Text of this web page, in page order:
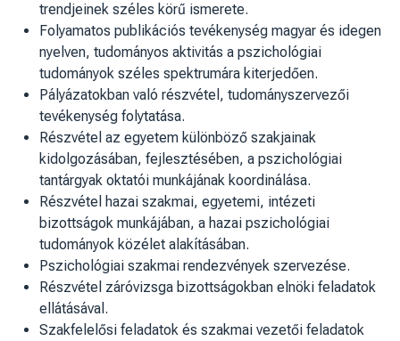
trendjeinek széles körű ismerete.
Folyamatos publikációs tevékenység magyar és idegen
nyelven, tudományos aktivitás a pszichológiai
tudományok széles spektrumára kiterjedően.
Pályázatokban való részvétel, tudományszervezői
tevékenység folytatása.
Részvétel az egyetem különböző szakjainak
kidolgozásában, fejlesztésében, a pszichológiai
tantárgyak oktatói munkájának koordinálása.
Részvétel hazai szakmai, egyetemi, intézeti
bizottságok munkájában, a hazai pszichológiai
tudományok közélet alakításában.
Pszichológiai szakmai rendezvények szervezése.
Részvétel záróvizsga bizottságokban elnöki feladatok
ellátásával.
Szakfelelősi feladatok és szakmai vezetői feladatok